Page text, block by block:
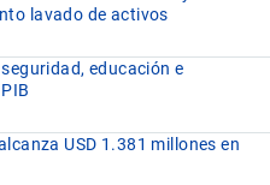
lavado de activos
educación e
USD 1.381 millones en